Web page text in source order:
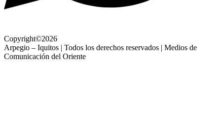
Copyright©2026
Arpegio – Iquitos | Todos los derechos reservados | Medios de
Comunicación del Oriente